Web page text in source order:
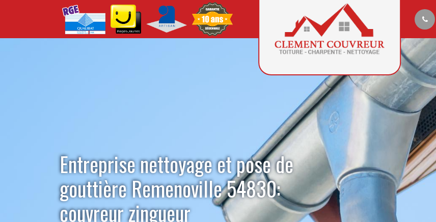
Entreprise nettoyage et pose de
gouttière Remenoville 54830:
couvreur zingueur